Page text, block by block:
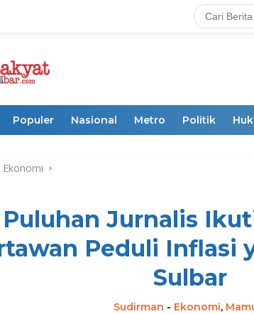
Populer Nasional Metro Politik
Ekonomi
Puluhan Jurnalis
Peduli Inflasi
Sulbar
Sudirman - Ekonomi,